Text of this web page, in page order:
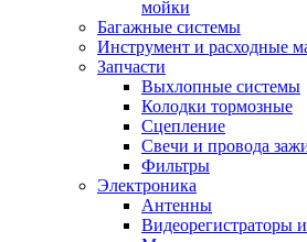
мойки
Багажные системы
Инструмент и расходные
Запчасти
Выхлопные системы
Колодки тормозные
Сцепление
Свечи и провода
Фильтры
Электроника
Антенны
Видеорегистраторы